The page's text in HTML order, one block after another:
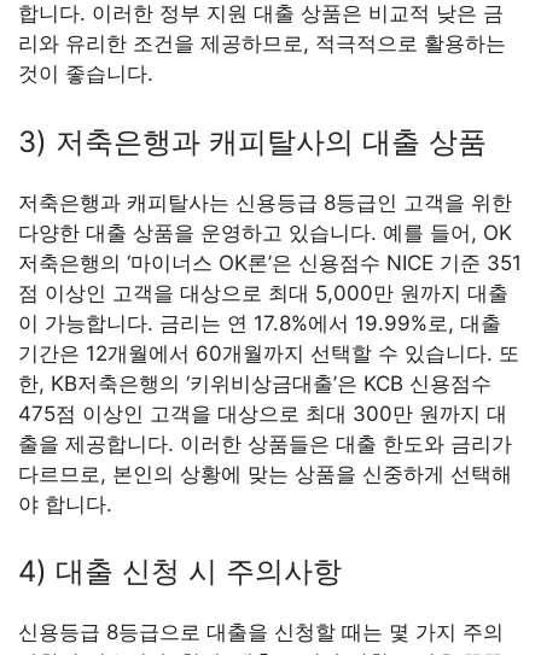
합니다. 이러한 정부 지원 대출 상품은 비교적 낮은 금
리와 유리한 조건을 제공하므로, 적극적으로 활용하는
것이 좋습니다.
3) 저축은행과 캐피탈사의 대출 상품
저축은행과 캐피탈사는 신용등급 8등급인 고객을 위한
다양한 대출 상품을 운영하고 있습니다. 예를 들어, OK
저축은행의 ‘마이너스 OK론’은 신용점수 NICE 기준 351
점 이상인 고객을 대상으로 최대 5,000만 원까지 대출
이 가능합니다. 금리는 연 17.8%에서 19.99%로, 대출
기간은 12개월에서 60개월까지 선택할 수 있습니다. 또
한, KB저축은행의 ‘키위비상금대출’은 KCB 신용점수
475점 이상인 고객을 대상으로 최대 300만 원까지 대
출을 제공합니다. 이러한 상품들은 대출 한도와 금리가
다르므로, 본인의 상황에 맞는 상품을 신중하게 선택해
야 합니다.
4) 대출 신청 시 주의사항
신용등급 8등급으로 대출을 신청할 때는 몇 가지 주의